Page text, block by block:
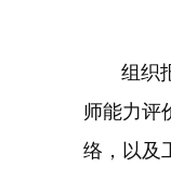
组织报
师能力评
络，以及